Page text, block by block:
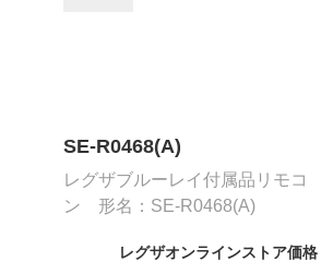
SE-R0468(A)
レグザブルーレイ付属品リモコ
ン 形名：SE-R0468(A)
レグザオンラインストア価格